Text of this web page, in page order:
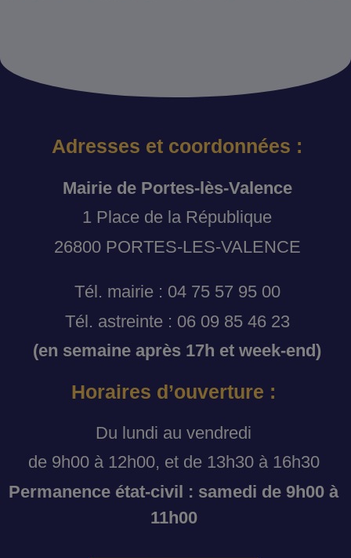
Adresses et coordonnées :
Mairie de Portes-lès-Valence
1 Place de la République
26800 PORTES-LES-VALENCE
Tél. mairie : 04 75 57 95 00
Tél. astreinte : 06 09 85 46 23
(en semaine après 17h et week-end)
Horaires d’ouverture :
Du lundi au vendredi
de 9h00 à 12h00, et de 13h30 à 16h30
Permanence état-civil : samedi de 9h00 à
11h00